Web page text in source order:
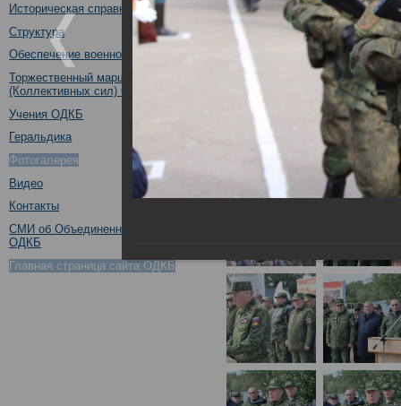
Историческая справка
Структура
Обеспечение военной безопасности
Торжественный марш Войск
(Коллективных сил) ОДКБ
Учения ОДКБ
Геральдика
Фотогалерея
Видео
Контакты
СМИ об Объединенном штабе
ОДКБ
Главная страница сайта ОДКБ